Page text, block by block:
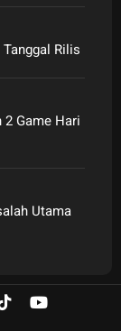
Rilis
Game Hari
Utama